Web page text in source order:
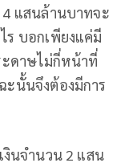
4 แสนล้านบาทจะ
ร บอกเพียงแค่มี
ะดาษไม่กี่หน้าที่
ะนั้นจึงต้องมีการ
นจำนวน 2 แสน